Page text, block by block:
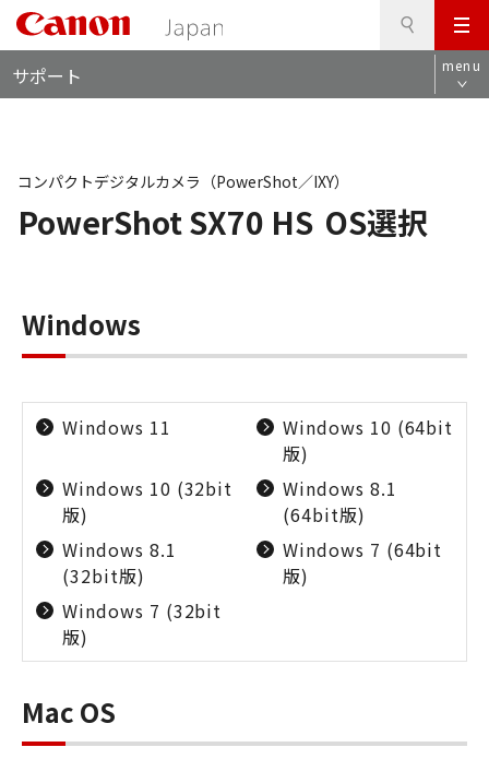
メ
ニ
ュ
サポート menu
PowerShot SX70 HS OS選択
コンパクトデジタルカメラ（PowerShot／IXY）
Windows
Windows 11
Windows 10 (64bit
版)
Windows 10 (32bit
版)
Windows 8.1
(64bit版)
Windows 8.1
(32bit版)
Windows 7 (64bit
版)
Windows 7 (32bit
版)
Mac OS